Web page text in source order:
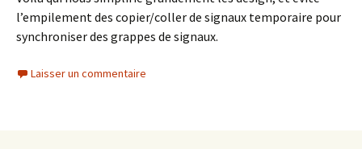
l’empilement des copier/coller de signaux temporaire pour
synchroniser des grappes de signaux.
Laisser un commentaire